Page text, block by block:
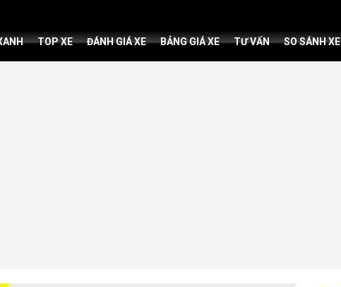
TOP XE ĐÁNH GIÁ XE BẢNG GIÁ XE TƯ VẤN SO SÁNH XE